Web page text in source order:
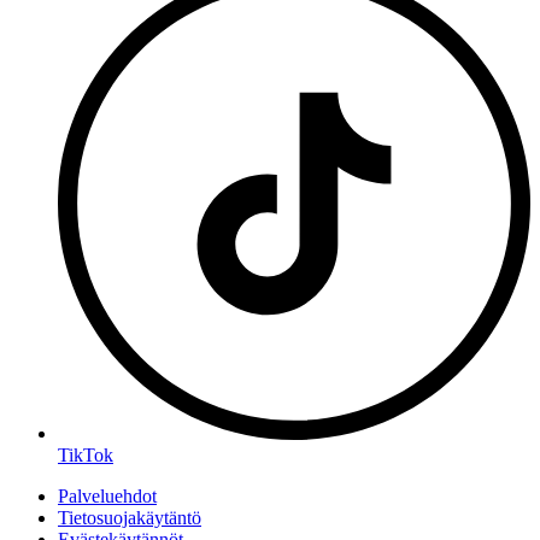
TikTok
Palveluehdot
Tietosuojakäytäntö